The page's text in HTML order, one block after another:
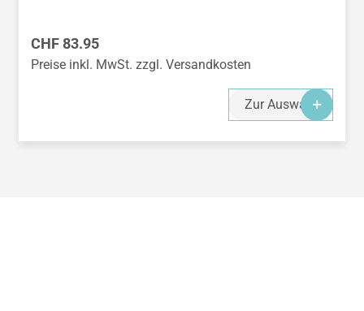
Regulärer Preis:
CHF 83.95
Preise inkl. MwSt. zzgl. Versandkosten
Zur Auswahl